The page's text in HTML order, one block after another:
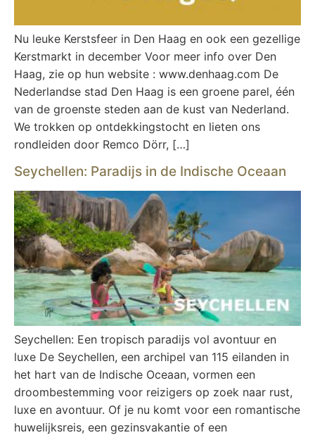
Nu leuke Kerstsfeer in Den Haag en ook een gezellige
Kerstmarkt in december Voor meer info over Den
Haag, zie op hun website : www.denhaag.com De
Nederlandse stad Den Haag is een groene parel, één
van de groenste steden aan de kust van Nederland.
We trokken op ontdekkingstocht en lieten ons
rondleiden door Remco Dörr, […]
Seychellen: Paradijs in de Indische Oceaan
Seychellen: Een tropisch paradijs vol avontuur en
luxe De Seychellen, een archipel van 115 eilanden in
het hart van de Indische Oceaan, vormen een
droombestemming voor reizigers op zoek naar rust,
luxe en avontuur. Of je nu komt voor een romantische
huwelijksreis, een gezinsvakantie of een